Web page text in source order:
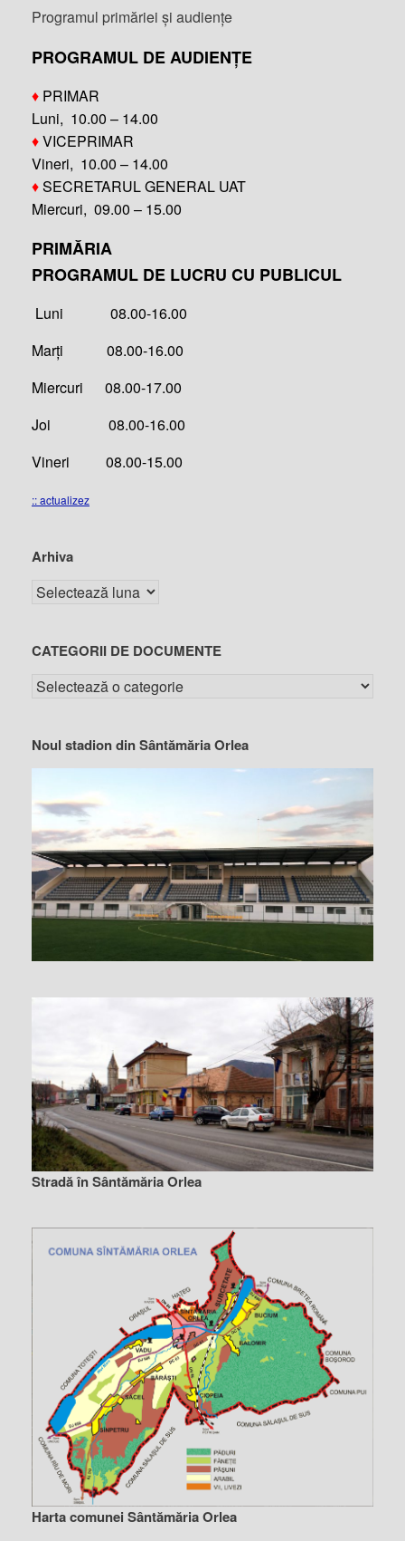
Programul primăriei și audiențe
PROGRAMUL DE AUDIENȚE
♦ PRIMAR
Luni, 10.00 – 14.00
♦VICEPRIMAR
Vineri, 10.00 – 14.00
♦SECRETARUL GENERAL UAT
Miercuri, 09.00 – 15.00
PRIMĂRIA
PROGRAMUL DE LUCRU CU PUBLICUL
Luni 08.00-16.00
Marți 08.00-16.00
Miercuri 08.00-17.00
Joi 08.00-16.00
Vineri 08.00-15.00
:: actualizez
Arhiva
CATEGORII DE DOCUMENTE
Noul stadion din Sântămăria Orlea
Stradă în Sântămăria Orlea
Harta comunei Sântămăria Orlea